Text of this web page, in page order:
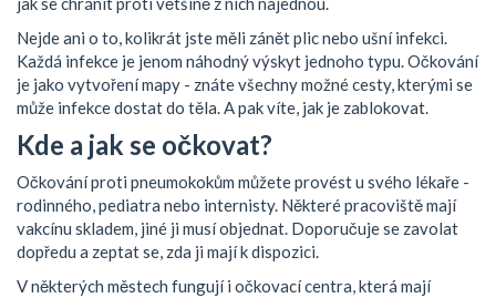
Nejde ani o to, kolikrát jste měli zánět plic nebo ušní infekci.
Každá infekce je jenom náhodný výskyt jednoho typu. Očkování
je jako vytvoření mapy - znáte všechny možné cesty, kterými se
může infekce dostat do těla. A pak víte, jak je zablokovat.
Kde a jak se očkovat?
Očkování proti pneumokokům můžete provést u svého lékaře -
rodinného, pediatra nebo internisty. Některé pracoviště mají
vakcínu skladem, jiné ji musí objednat. Doporučuje se zavolat
dopředu a zeptat se, zda ji mají k dispozici.
V některých městech fungují i očkovací centra, která mají